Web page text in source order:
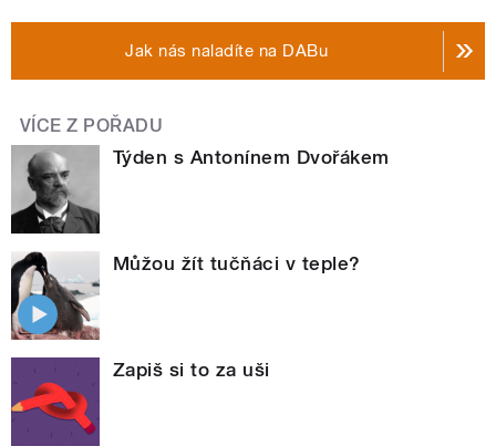
Jak nás naladíte na DABu
VÍCE Z POŘADU
Týden s Antonínem Dvořákem
Můžou žít tučňáci v teple?
Zapiš si to za uši